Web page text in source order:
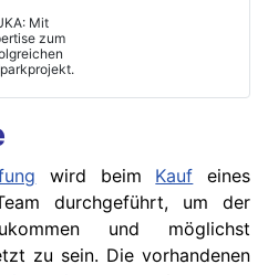
Mit
zum
wird beim Kauf eines
durchgeführt, um der
und möglichst
zu sein. Die vorhandenen